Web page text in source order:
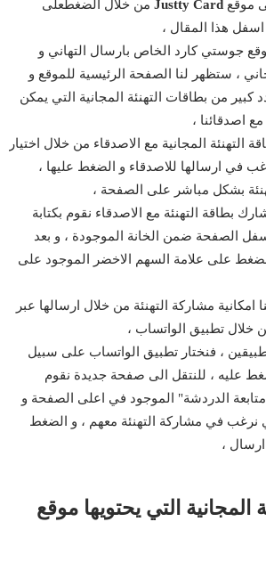
موقع Justty Card من خلال الضغطعلى
هذا المقال ،
جوستي كارد الخاص بارسال التهاني و
، ستظهر لنا الصفحة الرئيسية للموقع و
من بطاقات التهنئة المجانية التي يمكن
اصدقائنا ،
التهنئة المجانية مع الاصدقاء من خلال اختيار
في ارسالها للاصدقاء و الضغط عليها ،
بشكل مباشر على الصفحة ،
بطاقة التهنئة مع الاصدقاء نقوم بكتابة
الصفحة ضمن الخانة الموجودة ، و بعد
على علامة السهم الاخضر الموجود على
مشاركة التهنئة من خلال ارسالها عبر
خلال تطبيق الواتساب ،
، فنختار تطبيق الواتساب على سبيل
عليه ، للنتقل الى صفحة جديدة نقوم
الدردشة" الموجود في اعلى الصفحة و
نرغب في مشاركة التهنئة معهم ، و الضغط
،
المجانية التي يحتويها موقع